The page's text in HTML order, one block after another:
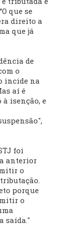
que se
direito a
que já
de
o
incide na
aí é
isenção, e
foi
anterior
o
porque
o
saída."